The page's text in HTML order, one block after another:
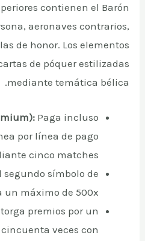
contienen el Barón
aeronaves contrarios,
de honor. Los elementos
de póquer estilizadas
mediante temática bélica.
Paga incluso
por línea de pago
cinco matches
segundo símbolo de
un máximo de 500x
premios por un
veces con